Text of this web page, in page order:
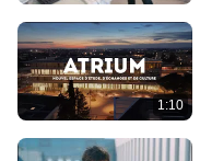
1:10